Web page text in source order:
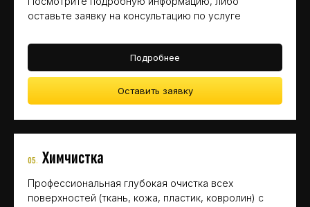
оставьте заявку на консультацию по услуге
Подробнее
Оставить заявку
05. Химчистка
Профессиональная глубокая очистка всех
поверхностей (ткань, кожа, пластик, ковролин) с